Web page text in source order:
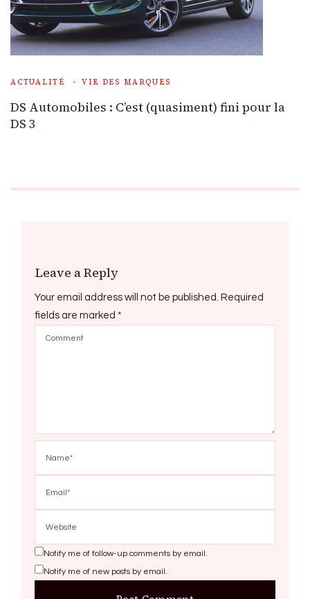
ACTUALITÉ VIE DES MARQUES
DS Automobiles : C’est (quasiment) fini pour la
DS 3
Leave a Reply
Your email address will not be published. Required
fields are marked *
Notify me of follow-up comments by email.
Notify me of new posts by email.